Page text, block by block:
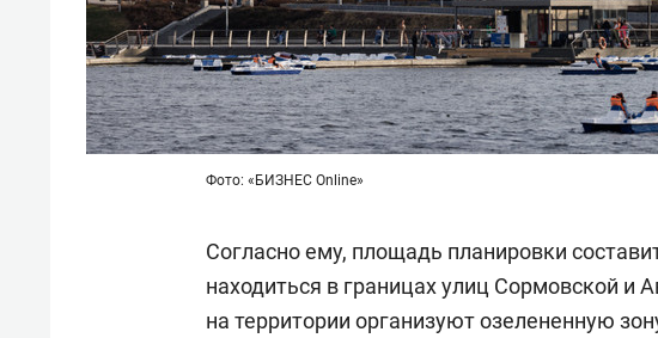
Фото: «БИЗНЕС Online»
Согласно ему, площадь планировки
находиться в границах улиц Сормовской и
на территории организуют озелененную